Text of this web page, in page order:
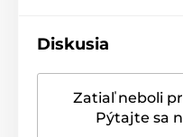
Produkt je
Jedálenské súpravy
Diskusia
Zatiaľ neboli
Pýtajte sa